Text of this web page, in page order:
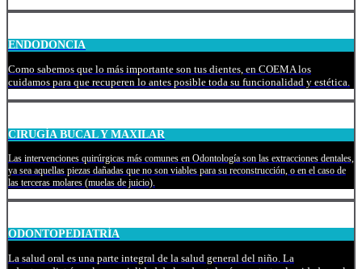
ENDODONCIA
Como sabemos que lo más importante son tus dientes, en COEMA los
cuidamos para que recuperen lo antes posible toda su funcionalidad y estética.
CIRUGÍA BUCAL Y MAXILAR
Las intervenciones quirúrgicas más comunes en Odontología son las extracciones dentales,
ya sea aquellas piezas dañadas que no son viables para su reconstrucción, o en el caso de
las terceras molares (muelas de juicio).
ODONTOPEDIATRÍA
La salud oral es una parte integral de la salud general del niño. La